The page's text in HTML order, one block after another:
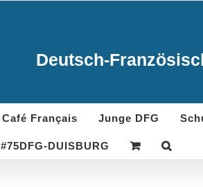
Deutsch-
Café Français Junge DFG
#75DFG-DUISBURG